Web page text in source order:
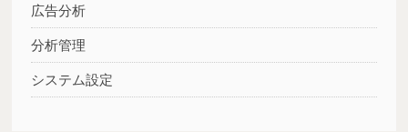
広告分析
分析管理
システム設定